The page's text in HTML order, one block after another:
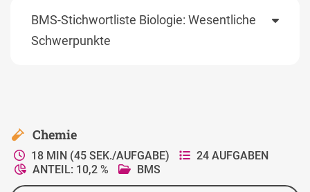
BMS-Stichwortliste Biologie: Wesentliche
Schwerpunkte
Chemie
18 MIN (45 SEK./AUFGABE)
24 AUFGABEN
ANTEIL: 10,2 %
BMS